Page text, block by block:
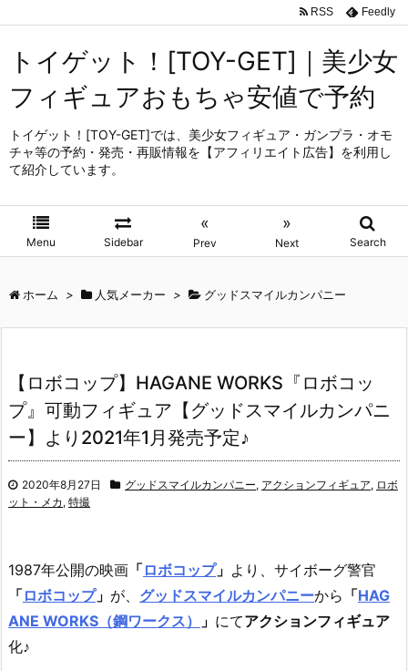
トイゲット！[TOY-GET]｜美少女
フィギュアおもちゃ安値で予約
トイゲット！[TOY-GET]では、美少女フィギュア・ガンプラ・オモ
チャ等の予約・発売・再販情報を【アフィリエイト広告】を利用し
て紹介しています。
Menu Sidebar
«
Prev
»
Next Search
RSS Feedly
ホーム > 人気メーカー > グッドスマイルカンパニー
【ロボコップ】HAGANE WORKS『ロボコッ
プ』可動フィギュア【グッドスマイルカンパニ
ー】より2021年1月発売予定♪
2020年8月27日 グッドスマイルカンパニー, アクションフィギュア, ロボ
ット・メカ , 特撮
1987年公開の映画 「 ロボコップ」 より、 サイボーグ警官
「 ロボコップ」 が、 グッドスマイルカンパニーから 「HAG
ANE WORKS（鋼ワークス）
」 にてアクションフィギュア
化♪